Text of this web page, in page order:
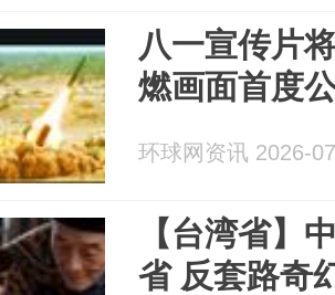
八一宣传片
燃画面首度
环球网资讯 2026-
【台湾省】
省 反套路奇